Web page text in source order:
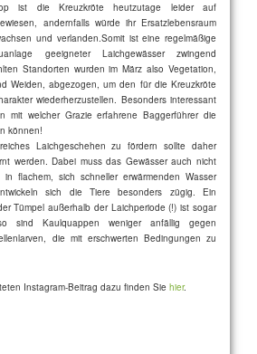
ist die Kreuzkröte heutzutage leider auf
andernfalls würde ihr Ersatzlebensraum
und verlanden.Somit ist eine regelmäßige
geeigneter Laichgewässer zwingend
Standorten wurden im März also Vegetation,
Weiden, abgezogen, um den für die Kreuzkröte
wiederherzustellen. Besonders interessant
mit welcher Grazie erfahrene Baggerführer die
können!
Laichgeschehen zu fördern sollte daher
werden. Dabei muss das Gewässer auch nicht
flachem, sich schneller erwärmenden Wasser
sich die Tiere besonders zügig. Ein
Tümpel außerhalb der Laichperiode (!) ist sogar
sind Kaulquappen weniger anfällig gegen
die mit erschwerten Bedingungen zu
Instagram-Beitrag dazu finden Sie hier.